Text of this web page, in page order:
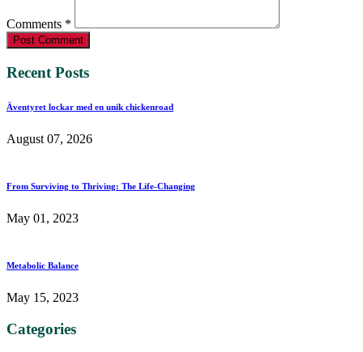
Comments *
Post Comment
Recent Posts
Äventyret lockar med en unik chickenroad
August 07, 2026
From Surviving to Thriving: The Life-Changing
May 01, 2023
Metabolic Balance
May 15, 2023
Categories